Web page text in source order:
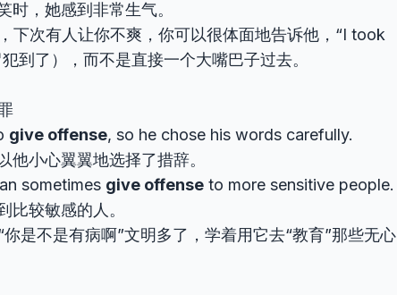
时，她感到非常生气。
下次有人让你不爽，你可以很体面地告诉他，“I took
到了），而不是直接一个大嘴巴子过去。
give offense, so he chose his words carefully.
他小心翼翼地选择了措辞。
sometimes give offense to more sensitive people.
比较敏感的人。
是不是有病啊”文明多了，学着用它去“教育”那些无心